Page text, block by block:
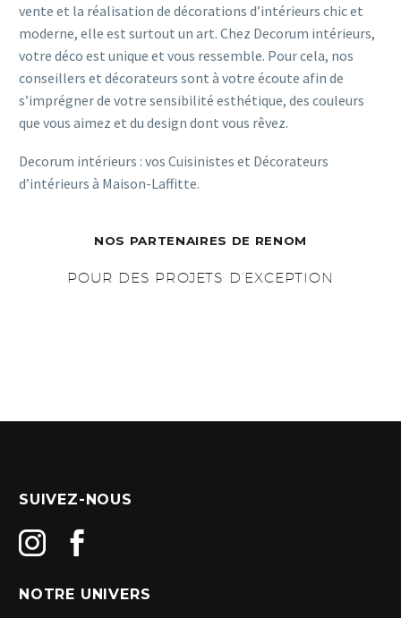
vente et la réalisation de décorations d’intérieurs chic et
moderne, elle est surtout un art. Chez Decorum intérieurs,
votre déco est unique et vous ressemble. Pour cela, nos
conseillers et décorateurs sont à votre écoute afin de
s’imprégner de votre sensibilité esthétique, des couleurs
que vous aimez et du design dont vous rêvez.
Decorum intérieurs : vos Cuisinistes et Décorateurs
d’intérieurs à Maison-Laffitte.
NOS PARTENAIRES DE RENOM
POUR DES PROJETS D’EXCEPTION
SUIVEZ-NOUS
NOTRE UNIVERS